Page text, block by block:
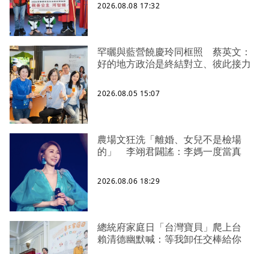
2026.08.08 17:32
罕曬與藍營饒慶玲同框照 蔡英文：
好的地方政治是終結對立、彼此接力
2026.08.05 15:07
農場文狂洗「離婚、女兒不是檢場
的」 李翊君闢謠：李媽一度當真
2026.08.06 18:29
總統府家庭日「台灣寶貝」爬上台
賴清德幽默喊：等我卸任交棒給你